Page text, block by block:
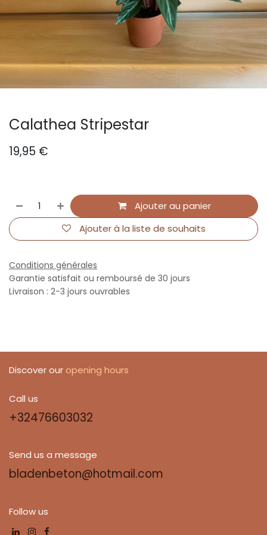
Calathea Stripestar
19,95 €
Ajouter au panier
Ajouter à la liste de souhaits
Conditions générales
Garantie satisfait ou remboursé de 30 jours
Livraison : 2-3 jours ouvrables
Discover our opening hours
Call us
+32476603032
Send us a message
bladenbeton@hotmail.com
Follow us